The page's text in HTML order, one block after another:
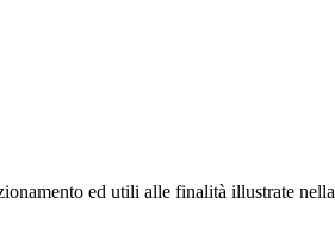
ed utili alle finalità illustrate nella